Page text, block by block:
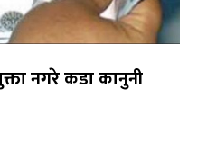
नगरे कडा कानुनी